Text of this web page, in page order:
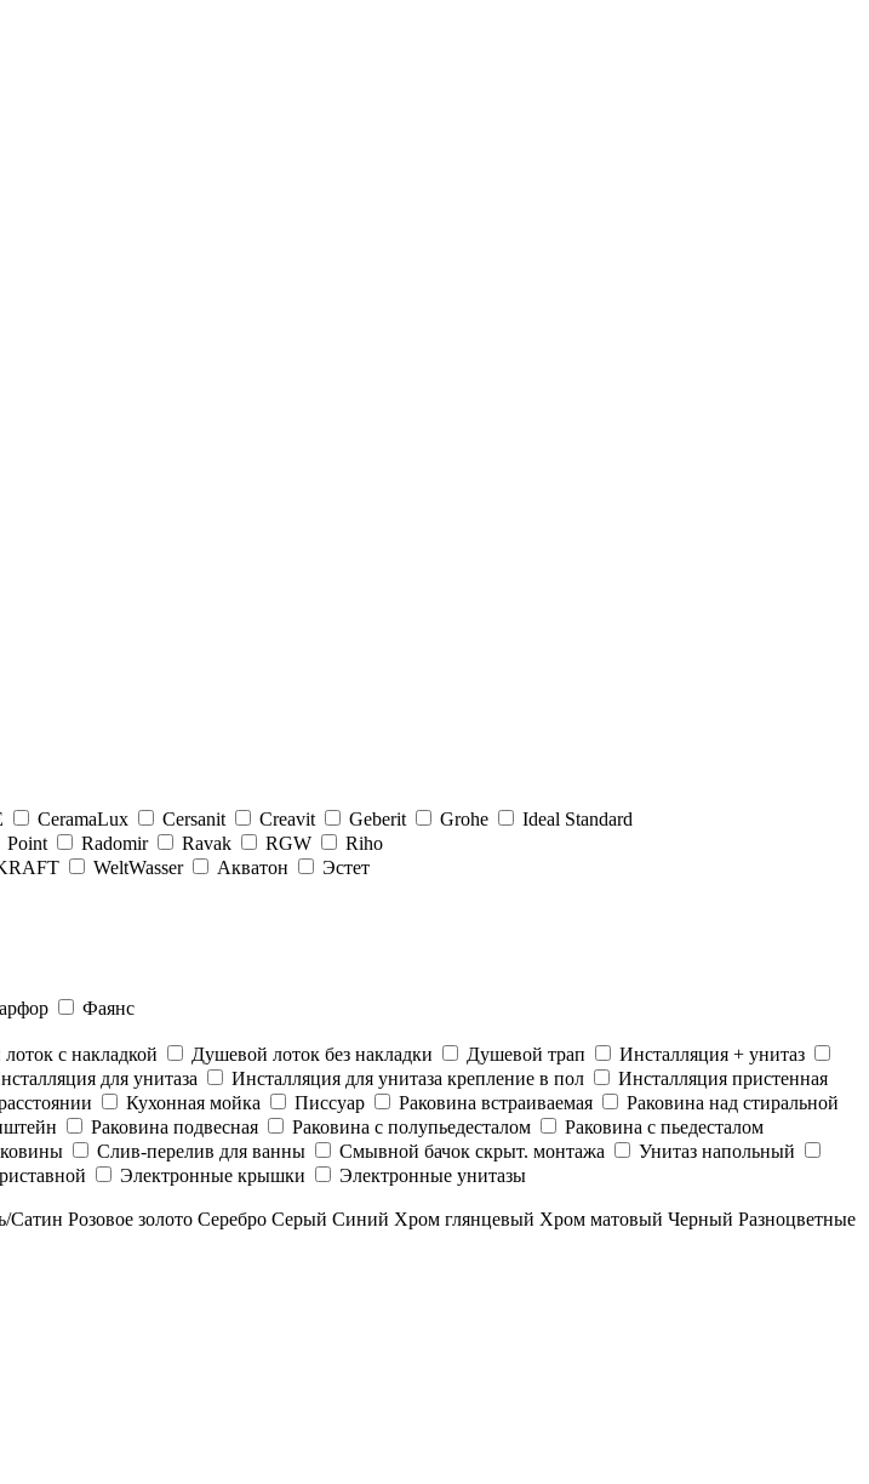
CeramaLux Cersanit Creavit Geberit Grohe
Ideal Standard
Point Radomir Ravak RGW
Riho
WeltWasser Акватон
Эстет
Фаянс
с накладкой Душевой лоток без накладки Душевой трап
Инсталляция + унитаз
для унитаза Инсталляция для унитаза крепление в пол
Инсталляция пристенная
Кухонная мойка Писсуар Раковина встраиваемая
Раковина над стиральной
Раковина подвесная Раковина с полупьедесталом
Раковина с пьедесталом
Слив-перелив для ванны Смывной бачок скрыт. монтажа
Унитаз напольный
Электронные крышки
Электронные унитазы
Сатин Розовое золото Серебро Серый Синий Хром глянцевый Хром матовый Черный Разноцветные